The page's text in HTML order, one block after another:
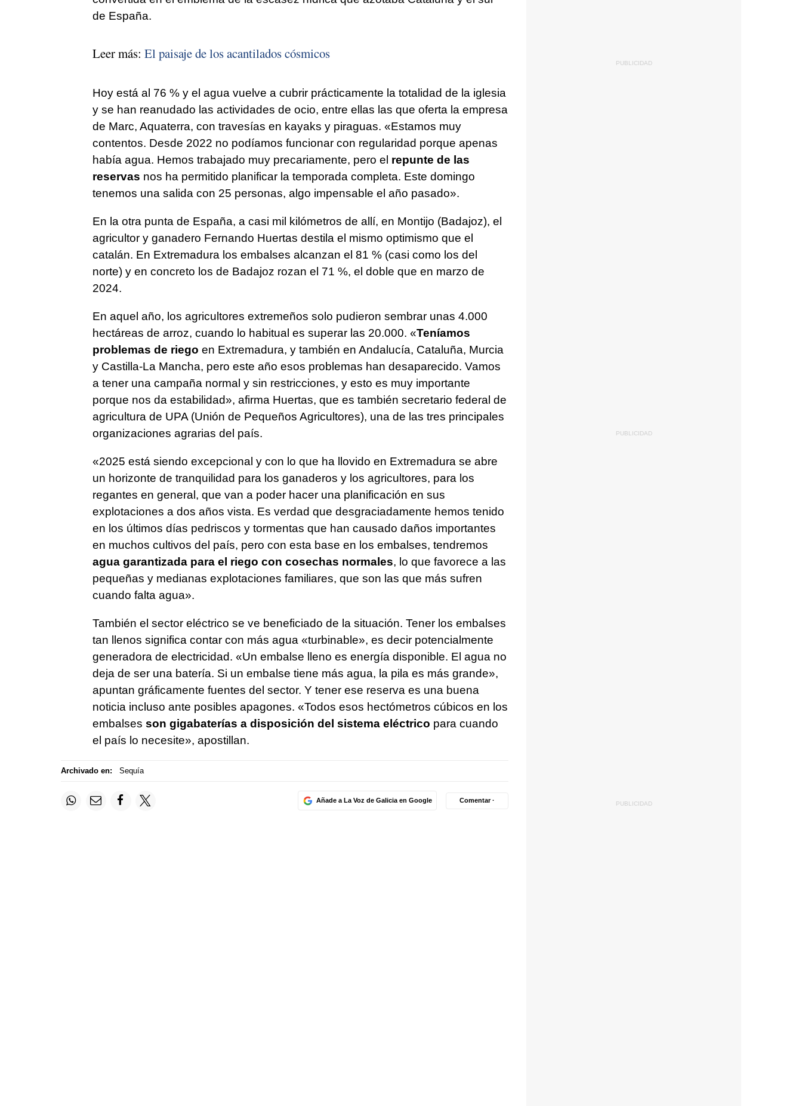
de España.
Leer más: El paisaje de los acantilados cósmicos
Hoy está al 76 % y el agua vuelve a cubrir prácticamente la totalidad de la iglesia
y se han reanudado las actividades de ocio, entre ellas las que oferta la empresa
de Marc, Aquaterra, con travesías en kayaks y piraguas. «Estamos muy
contentos. Desde 2022 no podíamos funcionar con regularidad porque apenas
había agua. Hemos trabajado muy precariamente, pero el repunte de las
reservas nos ha permitido planificar la temporada completa. Este domingo
tenemos una salida con 25 personas, algo impensable el año pasado».
En la otra punta de España, a casi mil kilómetros de allí, en Montijo (Badajoz), el
agricultor y ganadero Fernando Huertas destila el mismo optimismo que el
catalán. En Extremadura los embalses alcanzan el 81 % (casi como los del
norte) y en concreto los de Badajoz rozan el 71 %, el doble que en marzo de
2024.
En aquel año, los agricultores extremeños solo pudieron sembrar unas 4.000
hectáreas de arroz, cuando lo habitual es superar las 20.000. «Teníamos
problemas de riego en Extremadura, y también en Andalucía, Cataluña, Murcia
y Castilla-La Mancha, pero este año esos problemas han desaparecido. Vamos
a tener una campaña normal y sin restricciones, y esto es muy importante
porque nos da estabilidad», afirma Huertas, que es también secretario federal de
agricultura de UPA (Unión de Pequeños Agricultores), una de las tres principales
organizaciones agrarias del país.
«2025 está siendo excepcional y con lo que ha llovido en Extremadura se abre
un horizonte de tranquilidad para los ganaderos y los agricultores, para los
regantes en general, que van a poder hacer una planificación en sus
explotaciones a dos años vista. Es verdad que desgraciadamente hemos tenido
en los últimos días pedriscos y tormentas que han causado daños importantes
en muchos cultivos del país, pero con esta base en los embalses, tendremos
agua garantizada para el riego con cosechas normales, lo que favorece a las
pequeñas y medianas explotaciones familiares, que son las que más sufren
cuando falta agua».
También el sector eléctrico se ve beneficiado de la situación. Tener los embalses
tan llenos significa contar con más agua «turbinable», es decir potencialmente
generadora de electricidad. «Un embalse lleno es energía disponible. El agua no
deja de ser una batería. Si un embalse tiene más agua, la pila es más grande»,
apuntan gráficamente fuentes del sector. Y tener ese reserva es una buena
noticia incluso ante posibles apagones. «Todos esos hectómetros cúbicos en los
embalses son gigabaterías a disposición del sistema eléctrico para cuando
el país lo necesite», apostillan.
Archivado en: Sequía
Añade a La Voz de Galicia en Google Comentar ·